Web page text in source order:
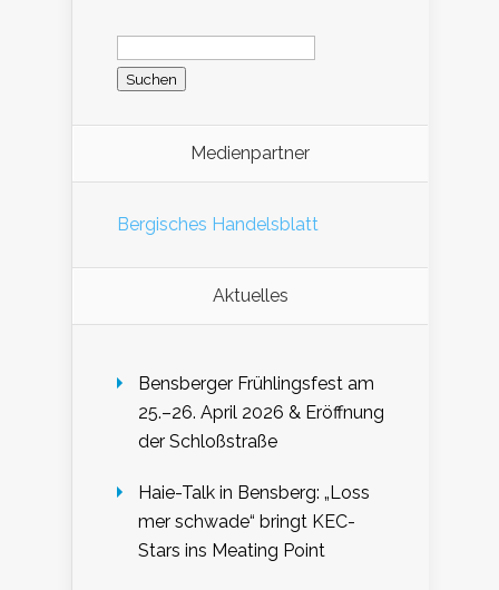
Suchen
Medienpartner
Bergisches Handelsblatt
Aktuelles
Bensberger Frühlingsfest am
25.–26. April 2026 & Eröffnung
der Schloßstraße
Haie-Talk in Bensberg: „Loss
mer schwade“ bringt KEC-
Stars ins Meating Point